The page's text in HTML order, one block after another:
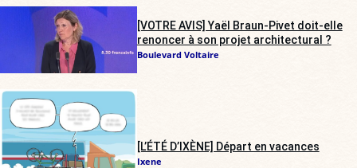
[VOTRE AVIS] Yaël Braun-Pivet doit-elle
renoncer à son projet architectural ?
Boulevard Voltaire
[L’ÉTÉ D’IXÈNE] Départ en vacances
Ixene